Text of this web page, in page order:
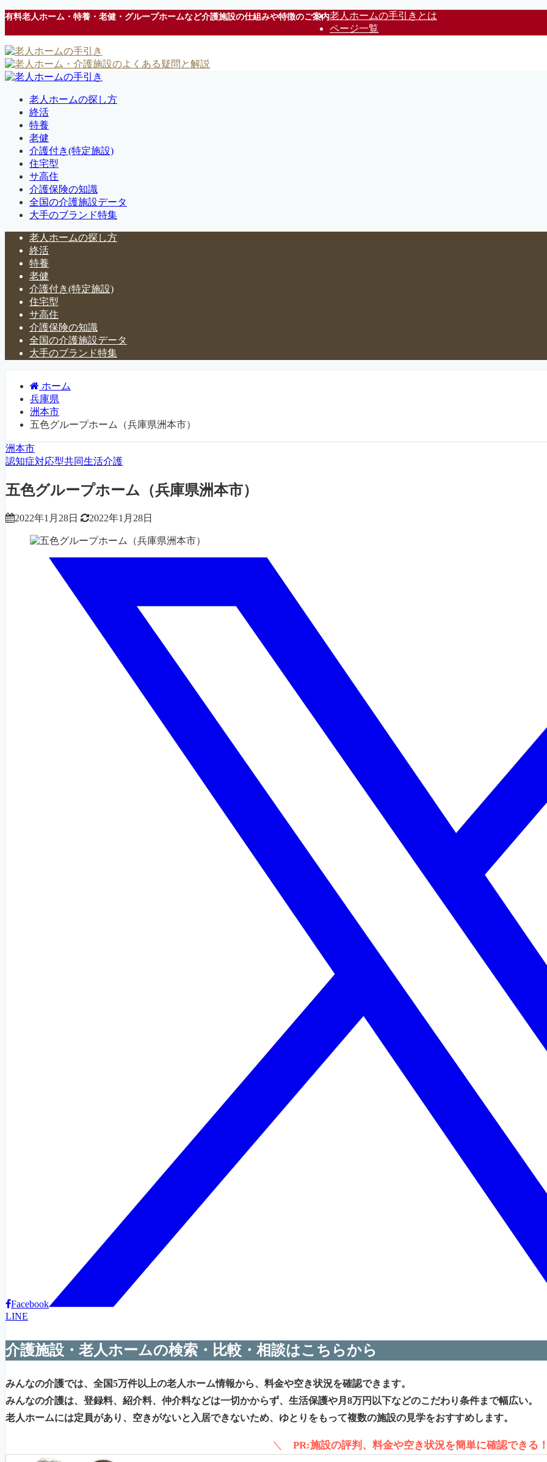
有料老人ホーム・特養・老健・グループホームなど介護施設の仕組みや特徴のご案内老人ホームの手引きとは
ページ一覧
老人ホームの探し方
終活
特養
老健
介護付き(特定施設)
住宅型
サ高住
介護保険の知識
全国の介護施設データ
大手のブランド特集
老人ホームの探し方
終活
特養
老健
介護付き(特定施設)
住宅型
サ高住
介護保険の知識
全国の介護施設データ
大手のブランド特集
ホーム
兵庫県
洲本市
五色グループホーム（兵庫県洲本市）
洲本市
認知症対応型共同生活介護
五色グループホーム（兵庫県洲本市）
2022年1月28日 2022年1月28日
Facebook
LINE
介護施設・老人ホームの検索・比較・相談はこちらから
みんなの介護では、全国5万件以上の老人ホーム情報から、料金や空き状況を確認できます。
みんなの介護は、登録料、紹介料、仲介料などは一切かからず、生活保護や月8万円以下などのこだわり条件まで幅広い。
老人ホームには定員があり、空きがないと入居できないため、ゆとりをもって複数の施設の見学をおすすめします。
＼ PR:施設の評判、料金や空き状況を簡単に確認できる